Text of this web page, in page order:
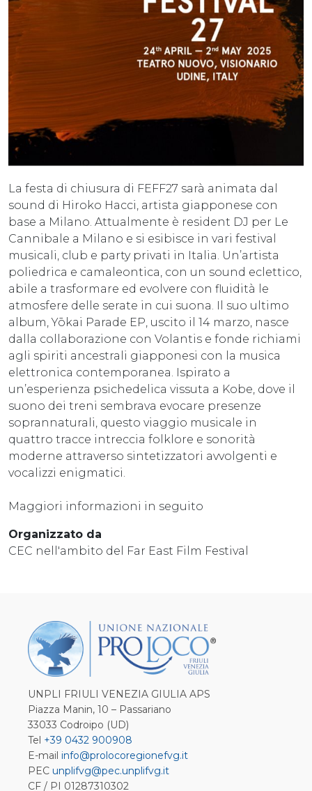
La festa di chiusura di FEFF27 sarà animata dal
sound di Hiroko Hacci, artista giapponese con
base a Milano. Attualmente è resident DJ per Le
Cannibale a Milano e si esibisce in vari festival
musicali, club e party privati in Italia. Un’artista
poliedrica e camaleontica, con un sound eclettico,
abile a trasformare ed evolvere con fluidità le
atmosfere delle serate in cui suona. Il suo ultimo
album, Yōkai Parade EP, uscito il 14 marzo, nasce
dalla collaborazione con Volantis e fonde richiami
agli spiriti ancestrali giapponesi con la musica
elettronica contemporanea. Ispirato a
un’esperienza psichedelica vissuta a Kobe, dove il
suono dei treni sembrava evocare presenze
soprannaturali, questo viaggio musicale in
quattro tracce intreccia folklore e sonorità
moderne attraverso sintetizzatori avvolgenti e
vocalizzi enigmatici.
Maggiori informazioni in seguito
Organizzato da
CEC nell'ambito del Far East Film Festival
UNPLI FRIULI VENEZIA GIULIA APS
Piazza Manin, 10 – Passariano
33033 Codroipo (UD)
Tel +39 0432 900908
E-mail info@prolocoregionefvg.it
PEC unplifvg@pec.unplifvg.it
CF / PI 01287310302